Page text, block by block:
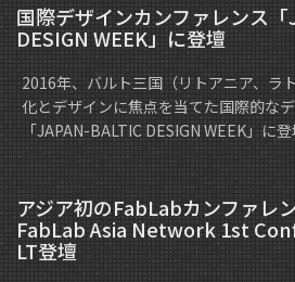
国際デザインカンファレンス「
DESIGN WEEK」に登壇
2016年、バルト三国（リトアニア、ラ
化とデザインに焦点を当てた国際的な
「JAPAN-BALTIC DESIGN WEEK」に
アジア初のFabLabカンファレ
FabLab Asia Network 1st
LT登壇